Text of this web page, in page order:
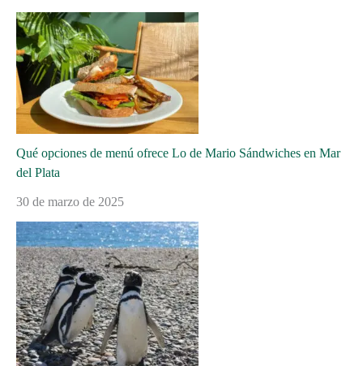
Qué opciones de menú ofrece Lo de Mario Sándwiches en Mar
del Plata
30 de marzo de 2025